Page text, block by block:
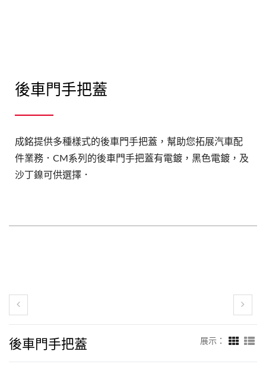
後車門手把蓋
成銘提供多種樣式的後車門手把蓋，幫助您拓展汽車配
件業務．CM系列的後車門手把蓋有電鍍，黑色電鍍，及
沙丁鎳可供選擇．
後車門手把蓋 展示：